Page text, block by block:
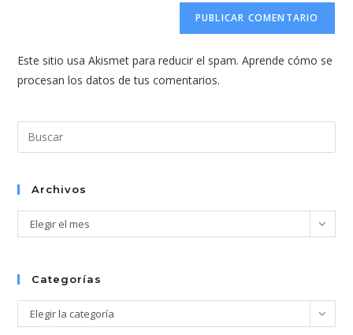
comentar
web
(opcional)
Este sitio usa Akismet para reducir el spam.Aprende cómo se
procesan los datos de tus comentarios.
el
Archivos
Archivos
Elegir el mes
Categorías
Categorías
Elegir la categoría